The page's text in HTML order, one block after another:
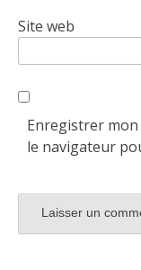
Site web
Enregistrer
le navigateur